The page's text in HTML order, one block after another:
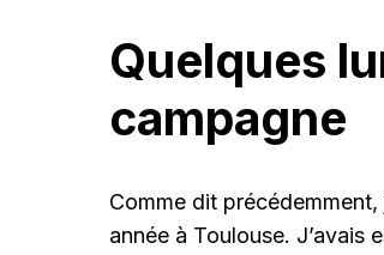
Quelques
campagne
Comme dit
année à Toulouse. J’avais